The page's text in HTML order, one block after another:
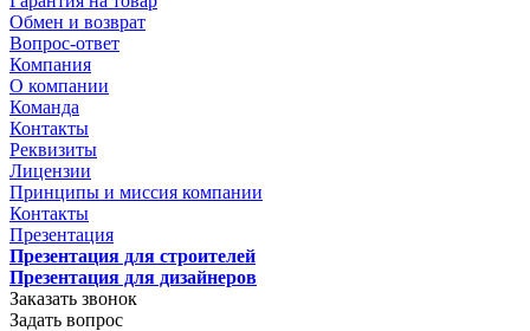
Обмен и возврат
Вопрос-ответ
Компания
О компании
Команда
Контакты
Реквизиты
Лицензии
Принципы и миссия компании
Контакты
Презентация
Презентация для строителей
Презентация для дизайнеров
Заказать звонок
Задать вопрос